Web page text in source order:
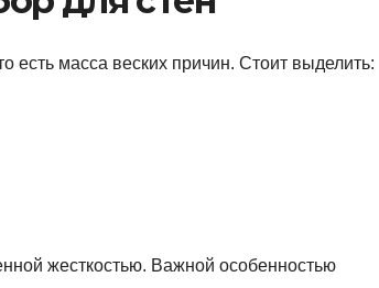
масса веских причин. Стоит выделить:
жесткостью. Важной особенностью